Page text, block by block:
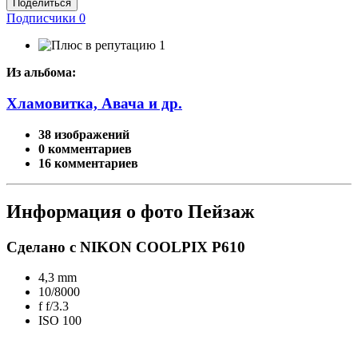
Поделиться
Подписчики 0
1
Из альбома:
Хламовитка, Авача и др.
38 изображений
0 комментариев
16 комментариев
Информация о фото Пейзаж
Сделано с NIKON COOLPIX P610
4,3 mm
10/8000
ff/3.3
ISO 100